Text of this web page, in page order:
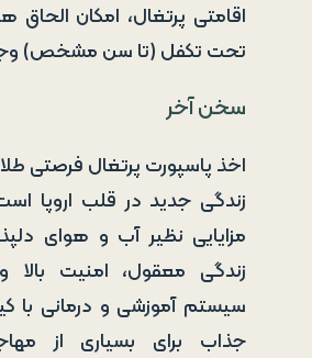
اقامتی پرتغال، امکان الحاق
تحت تکفل (تا سن مشخص)
سخن آخر
اخذ پاسپورت پرتغال فرصتی
زندگی جدید در قلب اروپا
مزایایی نظیر آب و هوای
زندگی معقول، امنیت
سیستم آموزشی و درمانی با
جذاب برای بسیاری از